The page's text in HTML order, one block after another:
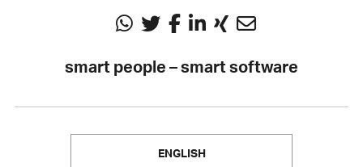
smart people – smart software
ENGLISH